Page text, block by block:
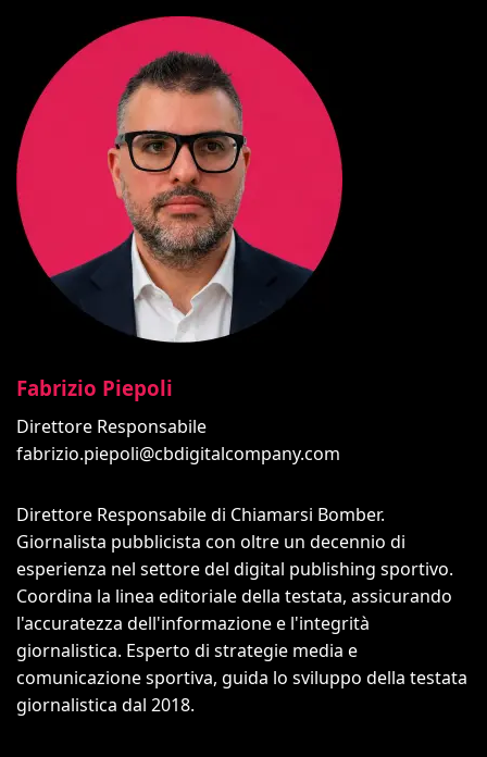
Fabrizio Piepoli
Direttore Responsabile
fabrizio.piepoli@cbdigitalcompany.com
Direttore Responsabile di Chiamarsi Bomber.
Giornalista pubblicista con oltre un decennio di
esperienza nel settore del digital publishing sportivo.
Coordina la linea editoriale della testata, assicurando
l'accuratezza dell'informazione e l'integrità
giornalistica. Esperto di strategie media e
comunicazione sportiva, guida lo sviluppo della testata
giornalistica dal 2018.